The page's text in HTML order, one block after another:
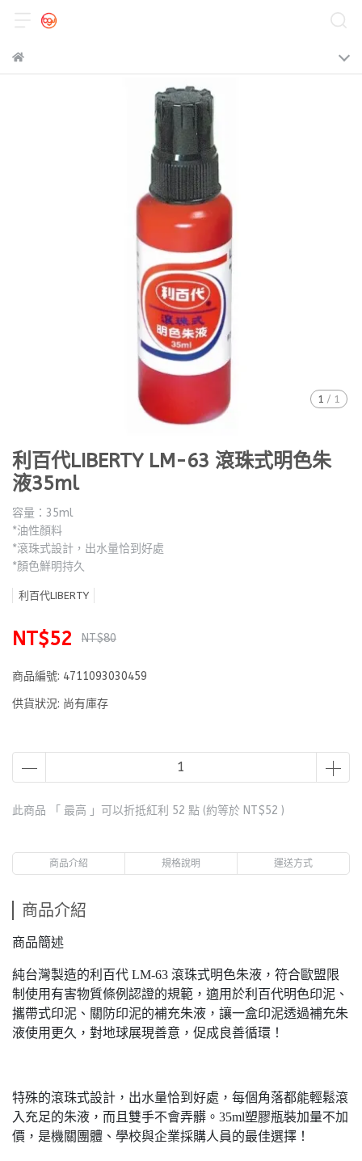
1 / 1
利百代LIBERTY LM-63 滾珠式明色朱
液35ml
容量：35ml
*油性顏料
*滾珠式設計，出水量恰到好處
*顏色鮮明持久
利百代LIBERTY
NT$52 NT$80
商品編號: 4711093030459
供貨狀況: 尚有庫存
此商品 「 最高 」可以折抵紅利 52 點 (約等於 NT$52 )
商品介紹 規格說明 運送方式
商品介紹
商品簡述
純台灣製造的利百代 LM-63 滾珠式明色朱液，符合歐盟限
制使用有害物質條例認證的規範，適用於利百代明色印泥、
攜帶式印泥、關防印泥的補充朱液，讓一盒印泥透過補充朱
液使用更久，對地球展現善意，促成良善循環！
特殊的滾珠式設計，出水量恰到好處，每個角落都能輕鬆滾
入充足的朱液，而且雙手不會弄髒。35ml塑膠瓶裝加量不加
價，是機關團體、學校與企業採購人員的最佳選擇！